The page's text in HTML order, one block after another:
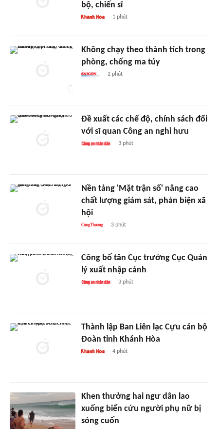
bộ, chiến sĩ
1 phút
Không chạy theo thành tích trong
phòng, chống ma túy
2 phút
Đề xuất các chế độ, chính sách đối
với sĩ quan Công an nghỉ hưu
3 phút
Nền tảng 'Mặt trận số' nâng cao
chất lượng giám sát, phản biện xã
hội
3 phút
Công bố tân Cục trưởng Cục Quản
lý xuất nhập cảnh
3 phút
Thành lập Ban Liên lạc Cựu cán bộ
Đoàn tỉnh Khánh Hòa
4 phút
Khen thưởng hai ngư dân lao
xuống biển cứu người phụ nữ bị
sóng cuốn